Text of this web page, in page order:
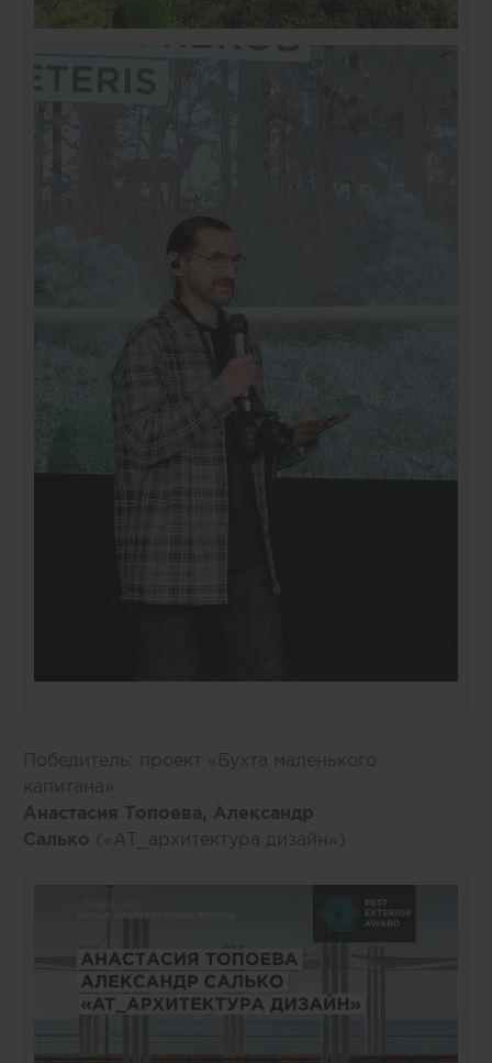
Победитель: проект «Бухта маленького
капитана»
Анастасия Топоева, Александр
Салько («AT_архитектура дизайн»)